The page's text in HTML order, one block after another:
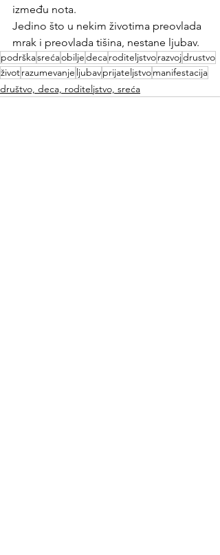
između nota.
Jedino što u nekim životima preovlada
mrak i preovlada tišina, nestane ljubav.
podrškasrećaobiljedecaroditeljstvorazvojdrustvo
životrazumevanje ljubavprijateljstvomanifestacija
društvo, deca, roditeljstvo, sreća